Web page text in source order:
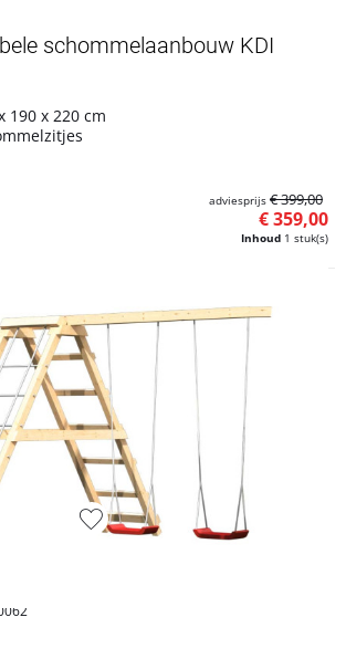
schommelaanbouw KDI
190 x 220 cm
Inhoud 1 stuk(s)
€ 359,00
adviesprijs € 399,00